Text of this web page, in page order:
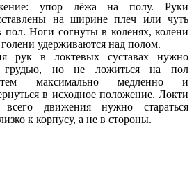
упор лёжа на полу. Руки
на ширине плеч или чуть
Ноги согнуты в коленях, колени
удерживаются над полом.
рук в локтевых суставах нужно
грудью, но не ложиться на пол
максимально медленно и
в исходное положение. Локти
движения нужно стараться
к корпусу, а не в стороны.